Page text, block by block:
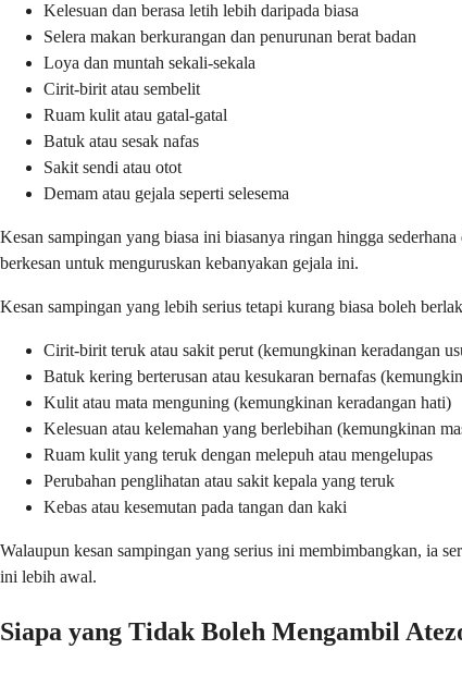
Kelesuan dan berasa letih lebih daripada biasa
Selera makan berkurangan dan penurunan berat badan
Loya dan muntah sekali-sekala
Cirit-birit atau sembelit
Ruam kulit atau gatal-gatal
Batuk atau sesak nafas
Sakit sendi atau otot
Demam atau gejala seperti selesema
Kesan sampingan yang biasa ini biasanya ringan hingga
berkesan untuk menguruskan kebanyakan gejala ini.
Kesan sampingan yang lebih serius tetapi kurang biasa boleh
Cirit-birit teruk atau sakit perut (kemungkinan keradangan
Batuk kering berterusan atau kesukaran bernafas
Kulit atau mata menguning (kemungkinan keradangan hati)
Kelesuan atau kelemahan yang berlebihan (kemungkinan
Ruam kulit yang teruk dengan melepuh atau mengelupas
Perubahan penglihatan atau sakit kepala yang teruk
Kebas atau kesemutan pada tangan dan kaki
Walaupun kesan sampingan yang serius ini membimbangkan, ia
ini lebih awal.
Siapa yang Tidak Boleh Mengambil